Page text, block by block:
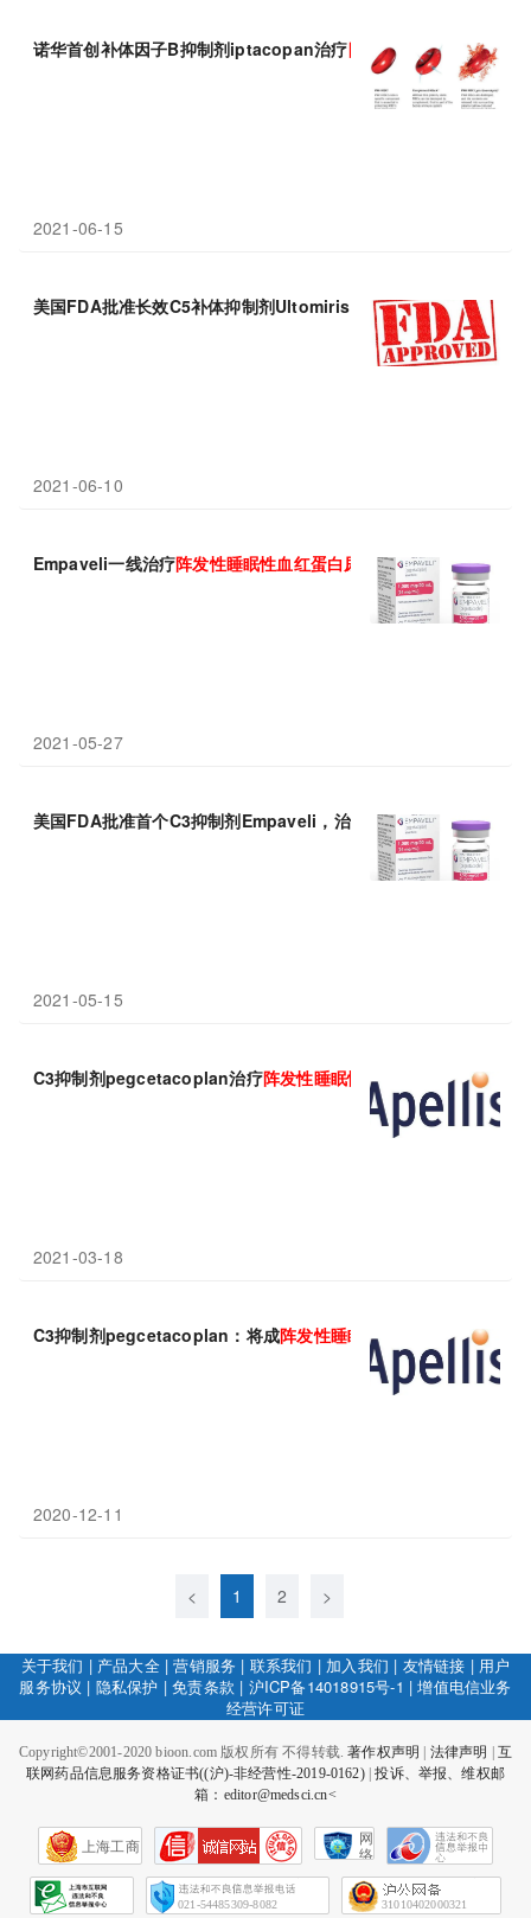
诺华首创补体因子B抑制剂iptacopan治疗阵发性 夜间血红蛋白尿
2021-06-15
美国FDA批准长效C5补体抑制剂Ultomiris：治疗阵发性 夜间 血红
2021-06-10
Empaveli一线治疗阵发性睡眠性血红蛋白尿 症(PNH)疗效强劲：
2021-05-27
美国FDA批准首个C3抑制剂Empaveli，治疗 阵发性睡眠 性血红蛋
2021-05-15
C3抑制剂pegcetacoplan治疗阵发性睡眠性 血红蛋白尿症(PNH)
2021-03-18
C3抑制剂pegcetacoplan：将成阵发性睡眠 性 血红蛋白尿症
2020-12-11
< 1 2 >
关于我们 | 产品大全|营销服务 | 联系我们 | 加入我们 | 友情链接 | 用户
服务协议 | 隐私保护 |免责条款 | 沪ICP备14018915号-1 |增值电信业务
经营许可证
Copyright©2001-2020 bioon.com 版权所有 不得转载.著作权声明 法律声明
互
联网药品信息服务资格证书((沪)-非经营性-2019-0162)|投诉、举报、维权邮
箱：editor@medsci.cn<
上海工商
网
络
会
征
021-54485309-8082 31010402000321